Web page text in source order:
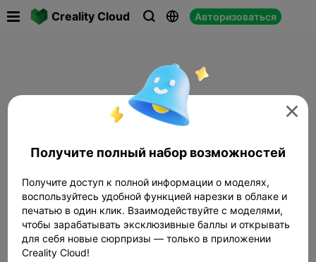
Creality Cloud   Авторизоваться

Получите полный набор возможностей
Получите доступ к полной информации о моделях,
воспользуйтесь удобной функцией нарезки в облаке и
печатью в один клик. Взаимодействуйте с моделями,
чтобы зарабатывать эксклюзивные баллы и открывать
для себя новые сюрпризы — только в приложении
Creality Cloud!